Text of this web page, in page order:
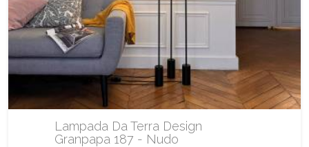
Lampada Da Terra Design
Granpapa 187 - Nudo